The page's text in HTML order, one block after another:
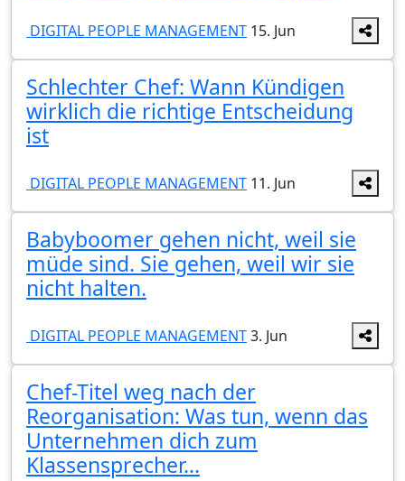
DIGITAL PEOPLE MANAGEMENT 15. Jun
Schlechter Chef: Wann Kündigen
wirklich die richtige Entscheidung
ist
DIGITAL PEOPLE MANAGEMENT 11. Jun
Babyboomer gehen nicht, weil sie
müde sind. Sie gehen, weil wir sie
nicht halten.
DIGITAL PEOPLE MANAGEMENT3. Jun
Chef-Titel weg nach der
Reorganisation: Was tun, wenn das
Unternehmen dich zum
Klassensprecher...